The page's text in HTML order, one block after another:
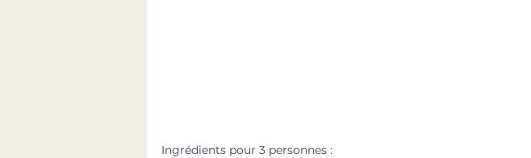
Ingrédients pour 3 personnes :